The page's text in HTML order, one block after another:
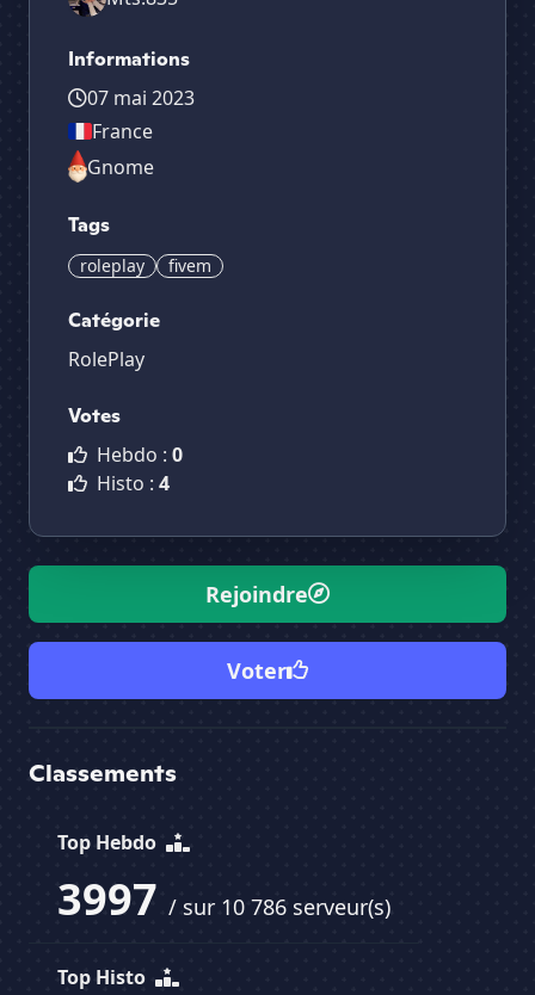
Informations
07 mai 2023
France
Gnome
Tags
roleplay fivem
Catégorie
RolePlay
Votes
Hebdo : 0
Histo : 4
Rejoindre
Voter
Classements
Top Hebdo
3997 / sur 10 786 serveur(s)
Top Histo